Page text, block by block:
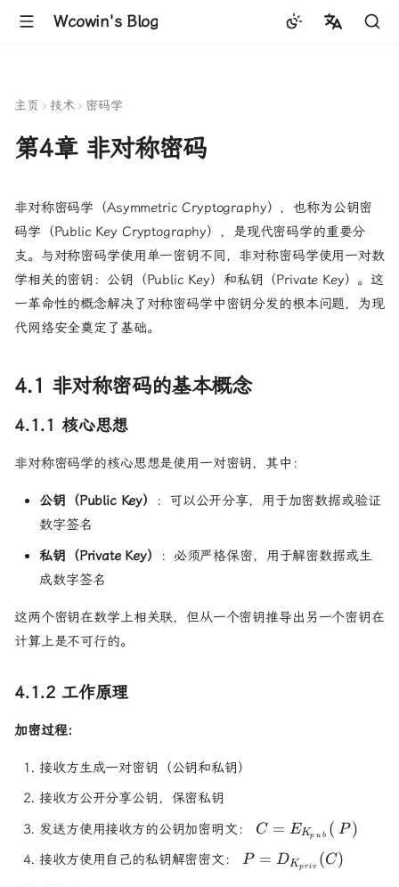
Wcowin's Blog
主页 技术 密码学
第4章 非对称密码
非对称密码学（Asymmetric Cryptography），也称为公钥密
码学（Public Key Cryptography），是现代密码学的重要分
支。与对称密码学使用单一密钥不同，非对称密码学使用一对数
学相关的密钥：公钥（Public Key）和私钥（Private Key）。这
一革命性的概念解决了对称密码学中密钥分发的根本问题，为现
代网络安全奠定了基础。
4.1 非对称密码的基本概念
4.1.1 核心思想
非对称密码学的核心思想是使用一对密钥，其中：
公钥（Public Key）
：可以公开分享，用于加密数据或验证
数字签名
私钥（Private Key）
：必须严格保密，用于解密数据或生
成数字签名
这两个密钥在数学上相关联，但从一个密钥推导出另一个密钥在
计算上是不可行的。
4.1.2 工作原理
加密过程：
接收方生成一对密钥（公钥和私钥）
接收方公开分享公钥，保密私钥
发送方使用接收方的公钥加密明文： C =
E_{K_{pub}}
(P)
C = EKpu b (P )
接收方使用自己的私钥解密密文：
P =
D_{K_{priv}}
P = DKpriv (C)